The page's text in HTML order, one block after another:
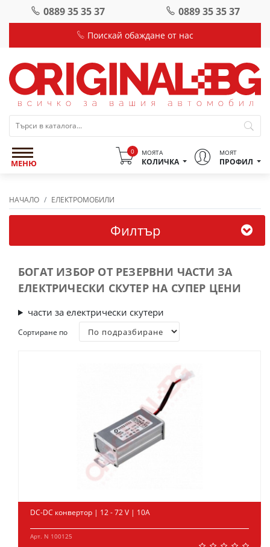
0889 35 35 37 0889 35 35 37
Поискай обаждане от нас
МЕНЮ
0 МОЯТА
КОЛИЧКА
МОЯТ
ПРОФИЛ
НАЧАЛО ЕЛЕКТРОМОБИЛИ
Филтър
БОГАТ ИЗБОР ОТ РЕЗЕРВНИ ЧАСТИ ЗА
ЕЛЕКТРИЧЕСКИ СКУТЕР НА СУПЕР ЦЕНИ
части за електрически скутери
Сортиране по
DC-DC конвертор | 12 - 72 V | 10А
Арт. N 100125